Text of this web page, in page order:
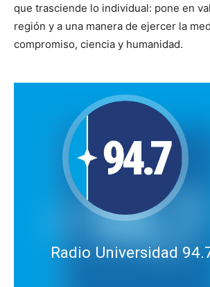
que trasciende lo individual: pone en
región y a una manera de ejercer la
compromiso, ciencia y humanidad.
Radio Universidad